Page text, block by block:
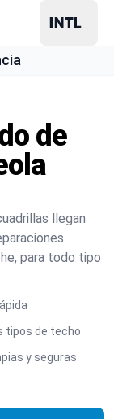
de
llegan
para todo tipo
tipos de techo
y seguras